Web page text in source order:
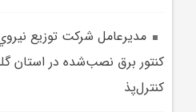
کنتور برق نصب‌شده در استان
کنترل‌پذ